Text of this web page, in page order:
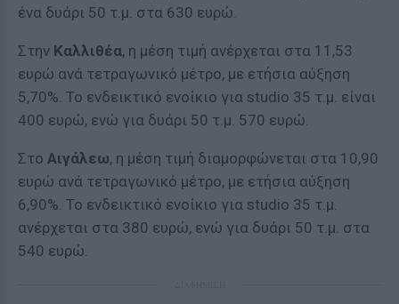
ένα δυάρι 50 τ.μ. στα 630 ευρώ.
Στην Καλλιθέα, η μέση τιμή ανέρχεται στα 11,53
ευρώ ανά τετραγωνικό μέτρο, με ετήσια αύξηση
5,70%. Το ενδεικτικό ενοίκιο για studio 35 τ.μ. είναι
400 ευρώ, ενώ για δυάρι 50 τ.μ. 570 ευρώ.
Στο Αιγάλεω, η μέση τιμή διαμορφώνεται στα 10,90
ευρώ ανά τετραγωνικό μέτρο, με ετήσια αύξηση
6,90%. Το ενδεικτικό ενοίκιο για studio 35 τ.μ.
ανέρχεται στα 380 ευρώ, ενώ για δυάρι 50 τ.μ. στα
540 ευρώ.